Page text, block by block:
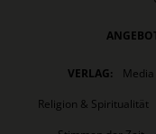
VERLAG:
Media
Religion & Spiritualität